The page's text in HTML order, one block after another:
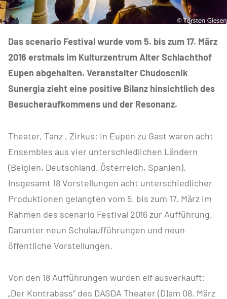
Das scenario Festival wurde vom 5. bis zum 17. März
2016 erstmals im Kulturzentrum Alter Schlachthof
Eupen abgehalten. Veranstalter Chudoscnik
Sunergia zieht eine positive Bilanz hinsichtlich des
Besucheraufkommens und der Resonanz.
Theater, Tanz , Zirkus: In Eupen zu Gast waren acht
Ensembles aus vier unterschiedlichen Ländern
(Belgien, Deutschland, Österreich, Spanien).
Insgesamt 18 Vorstellungen acht unterschiedlicher
Produktionen gelangten vom 5. bis zum 17. März im
Rahmen des scenario Festival 2016 zur Aufführung.
Darunter neun Schulaufführungen und neun
öffentliche Vorstellungen.
Von den 18 Aufführungen wurden elf ausverkauft:
„Der Kontrabass“ des DASDA Theater (D)am 08. März